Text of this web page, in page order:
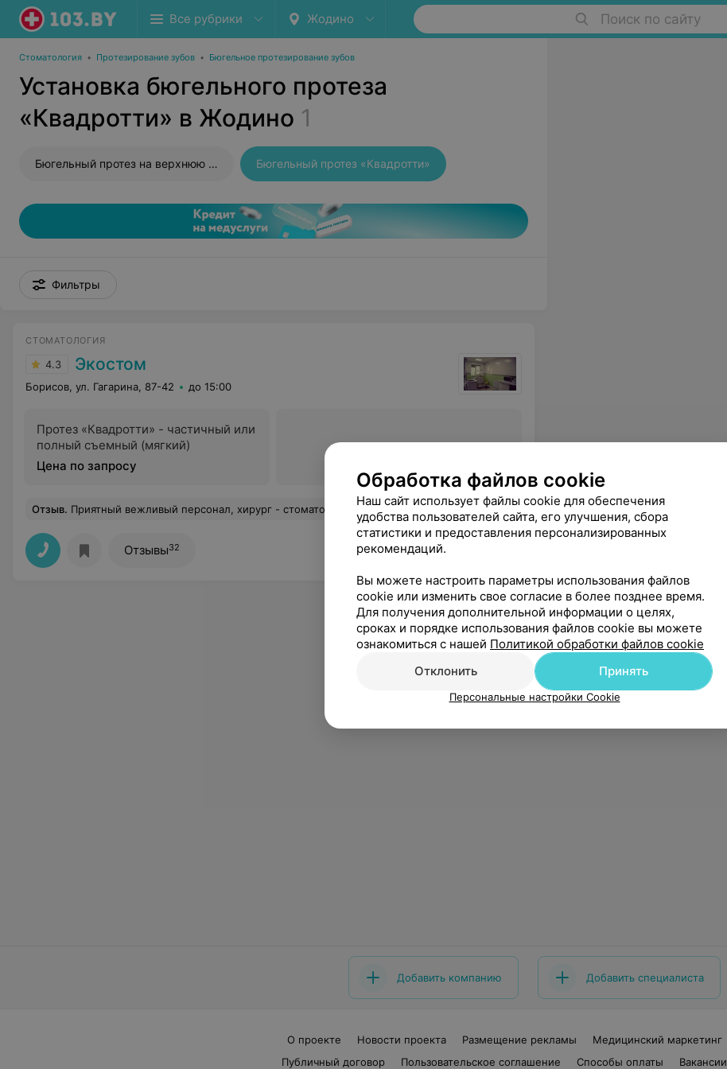
Все рубрики Жодино Поиск по сайту
Стоматология • Протезирование зубов • Бюгельное протезирование зубов
Установка бюгельного протеза
«Квадротти» в Жодино 1
Бюгельный протез на верхнюю челюсть Бюгельный протез «Квадротти»
Фильтры
СТОМАТОЛОГИЯ
4.3 Экостом
Борисов, ул. Гагарина, 87-42 до 15:00
Протез «Квадротти» - частичный или
полный съемный (мягкий)
Цена по запросу
Все цены
Отзыв. Приятный вежливый персонал, хирург - стоматолог Пограничный С.А хороший вежливы доктор, который справился с моей 8 зуба мудрости, ас своего дела, если удалять зуб, то только у этого доктора, рекомендую, спасибо вам за ваш нелёгкий труд. Еще
Отзывы32
Добавить компанию Добавить специалиста
О проекте Новости проекта Размещение рекламы
Медицинский маркетинг
Публичный договор
Пользовательское соглашение Способы оплаты Вакансии
Обработка файлов cookie
Наш сайт использует файлы cookie для обеспечения
удобства пользователей сайта, его улучшения, сбора
статистики и предоставления персонализированных
рекомендаций.
Вы можете настроить параметры использования файлов
cookie или изменить свое согласие в более позднее время.
Для получения дополнительной информации о целях,
сроках и порядке использования файлов cookie вы можете
ознакомиться с нашей Политикой обработки файлов cookie
Отклонить
Принять
Персональные настройки Cookie